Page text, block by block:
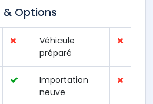
Options
Véhicule
préparé
Importation
neuve